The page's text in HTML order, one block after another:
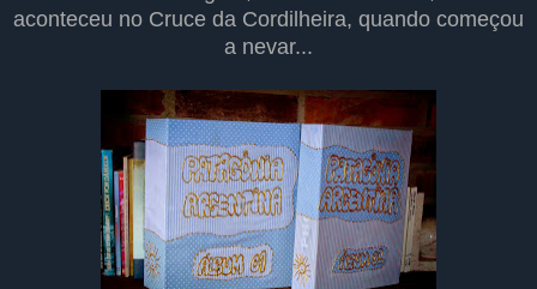
aconteceu no Cruce da Cordilheira, quando começou
a nevar...